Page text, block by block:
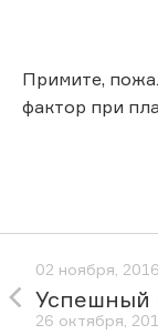
Примите,
фактор при
02 ноября, 2016
Успешный
26 октября,